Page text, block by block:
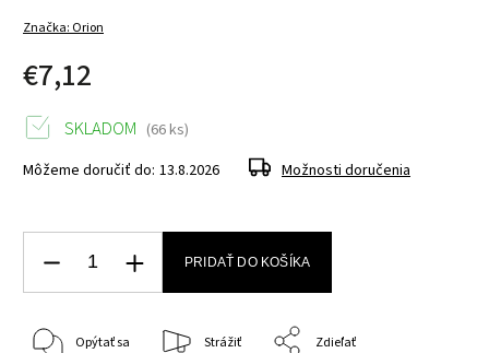
Značka: Orion
€7,12
SKLADOM (66 ks)
Môžeme doručiť do: 13.8.2026 Možnosti doručenia
PRIDAŤ DO KOŠÍKA
Opýtať sa Strážiť Zdieľať